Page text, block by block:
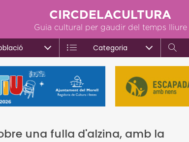
CIRCDELACULTURA
Guia cultural per gaudir del temps lliure
Categoria
una fulla d'alzina, amb la